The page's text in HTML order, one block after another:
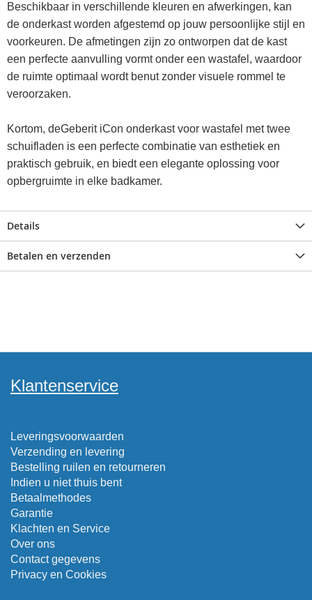
Beschikbaar in verschillende kleuren en afwerkingen, kan
de onderkast worden afgestemd op jouw persoonlijke stijl en
voorkeuren. De afmetingen zijn zo ontworpen dat de kast
een perfecte aanvulling vormt onder een wastafel, waardoor
de ruimte optimaal wordt benut zonder visuele rommel te
veroorzaken.
Kortom, deGeberit iCon onderkast voor wastafel met twee
schuifladen is een perfecte combinatie van esthetiek en
praktisch gebruik, en biedt een elegante oplossing voor
opbergruimte in elke badkamer.
Details
Betalen en verzenden
Klantenservice
Leveringsvoorwaarden
Verzending en levering
Bestelling ruilen en retourneren
Indien u niet thuis bent
Betaalmethodes
Garantie
Klachten en Service
Over ons
Contact gegevens
Privacy en Cookies